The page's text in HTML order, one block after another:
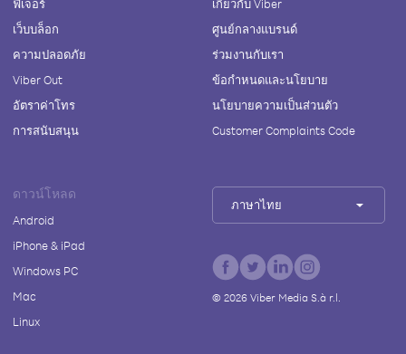
ฟีเจอร์
เว็บบล็อก
ความปลอดภัย
Viber Out
อัตราค่าโทร
การสนับสนุน
เกี่ยวกับ Viber
ศูนย์กลางแบรนด์
ร่วมงานกับเรา
ข้อกำหนดและนโยบาย
นโยบายความเป็นส่วนตัว
Customer Complaints Code
ดาวน์โหลด
Android
iPhone & iPad
Windows PC
Mac
Linux
ภาษาไทย
© 2026Viber Media S.à r.l.